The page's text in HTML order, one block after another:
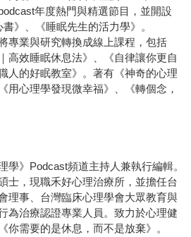
年度熱門與精選節目，並開設
》、《睡眠先生的活力學》。
專業與研究轉換成線上課程，包括
高效睡眠休息法》、《自律讓你更自
人的好眠教室》。著有《神奇的心理
用心理學發現微幸福》、《轉個念，
學》Podcast頻道主持人兼執行編輯。
士，現職禾好心理治療所，並擔任台
理事、台灣臨床心理學會大眾教育與
為治療認證專業人員。致力於心理健
你需要的是休息，而不是放棄》。